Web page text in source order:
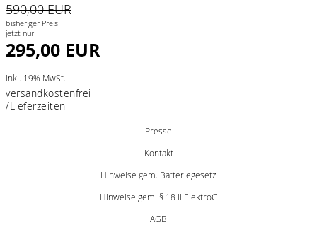
590,00 EUR
bisheriger Preis
jetzt nur
295,00 EUR
inkl. 19% MwSt.
versandkostenfrei
/Lieferzeiten
Presse
Kontakt
Hinweise gem. Batteriegesetz
Hinweise gem. § 18 II ElektroG
AGB